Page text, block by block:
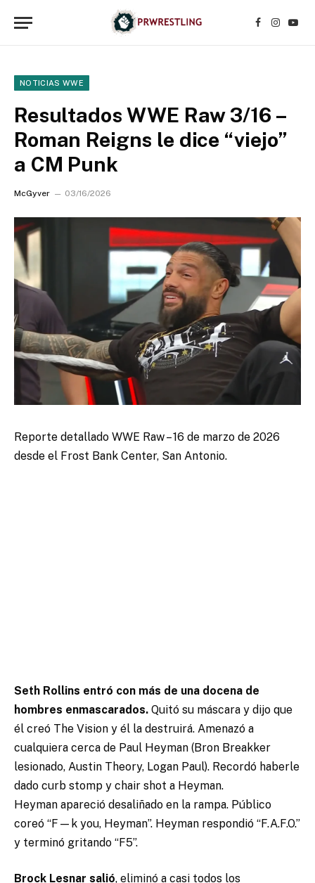
Facebook
NOTICIAS WWE
Resultados WWE Raw 3/16 –
Roman Reigns le dice “viejo”
a CM Punk
McGyver 03/16/2026
Reporte detallado WWE Raw – 16 de marzo de 2026
desde el Frost Bank Center, San Antonio.
Seth Rollins entró con más de una docena de
hombres enmascarados. Quitó su máscara y dijo que
él creó The Vision y él la destruirá. Amenazó a
cualquiera cerca de Paul Heyman (Bron Breakker
lesionado, Austin Theory, Logan Paul). Recordó haberle
dado curb stomp y chair shot a Heyman.
Heyman apareció desaliñado en la rampa. Público
coreó “F—k you, Heyman”. Heyman respondió “F.A.F.O.”
y terminó gritando “F5”.
Brock Lesnar salió, eliminó a casi todos los